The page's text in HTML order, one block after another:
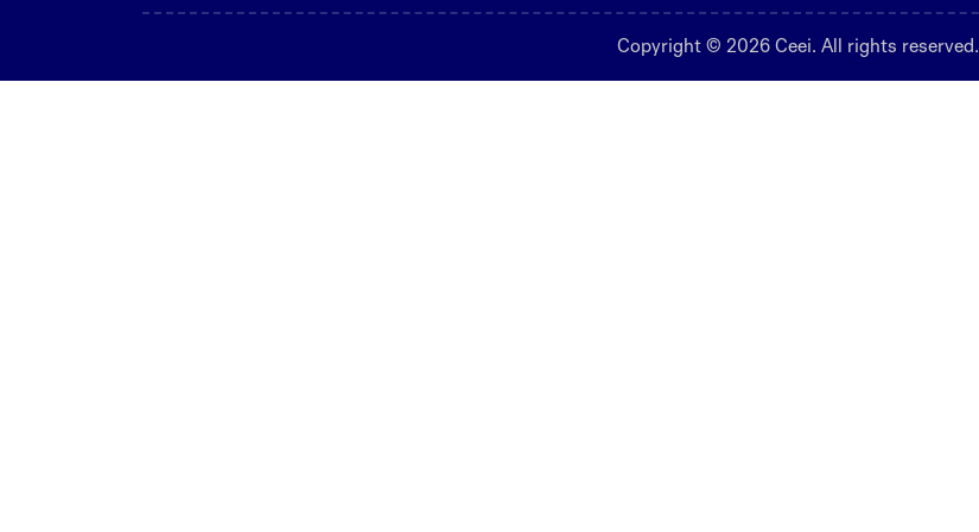
Copyright © 2026 Ceei. All rights reserved.